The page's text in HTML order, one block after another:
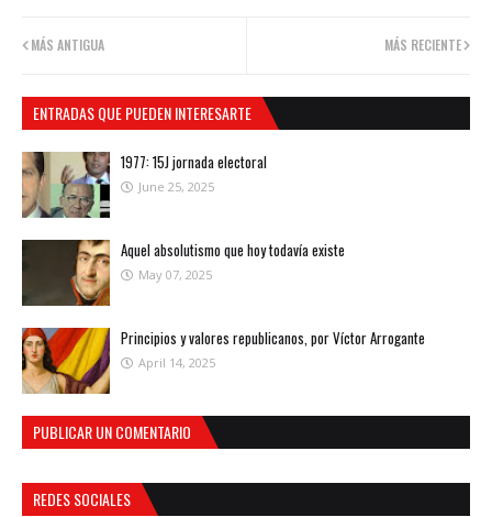
MÁS RECIENTE
MÁS ANTIGUA
ENTRADAS QUE PUEDEN INTERESARTE
1977: 15J jornada electoral
June 25, 2025
Aquel absolutismo que hoy todavía existe
May 07, 2025
Principios y valores republicanos, por Víctor Arrogante
April 14, 2025
PUBLICAR UN COMENTARIO
REDES SOCIALES